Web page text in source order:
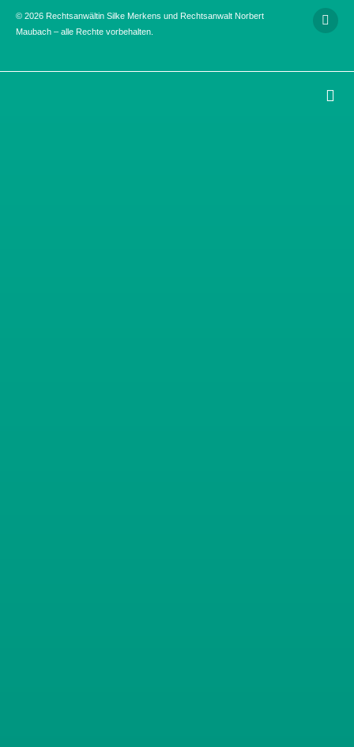
© 2026 Rechtsanwältin Silke Merkens und Rechtsanwalt Norbert
Maubach – alle Rechte vorbehalten.